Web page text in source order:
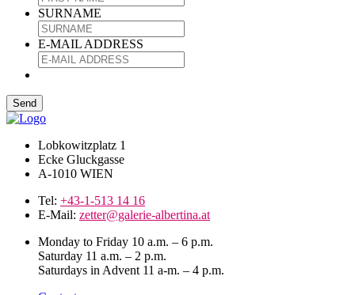
SURNAME
E-MAIL ADDRESS
Lobkowitzplatz 1
Ecke Gluckgasse
A-1010 WIEN
Tel: +43-1-513 14 16
E-Mail: zetter@galerie-albertina.at
Monday to Friday 10 a.m. – 6 p.m.
Saturday 11 a.m. – 2 p.m.
Saturdays in Advent 11 a-m. – 4 p.m.